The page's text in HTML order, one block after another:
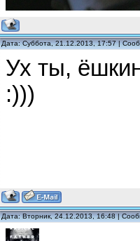
Дата: Суббота, 21.12.2013, 17:57 |
Ух ты,
:)))
Дата: Вторник, 24.12.2013, 16:48 |